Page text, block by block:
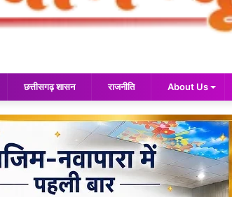
छत्तीसगढ़ शासन राजनीति About Us